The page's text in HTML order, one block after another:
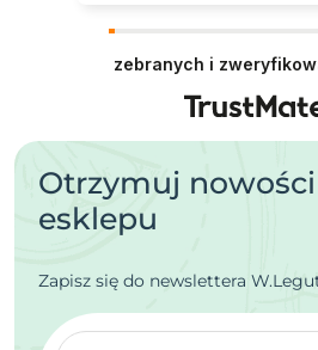
zebranych i
Otrzymuj
esklepu
Zapisz się do newslettera